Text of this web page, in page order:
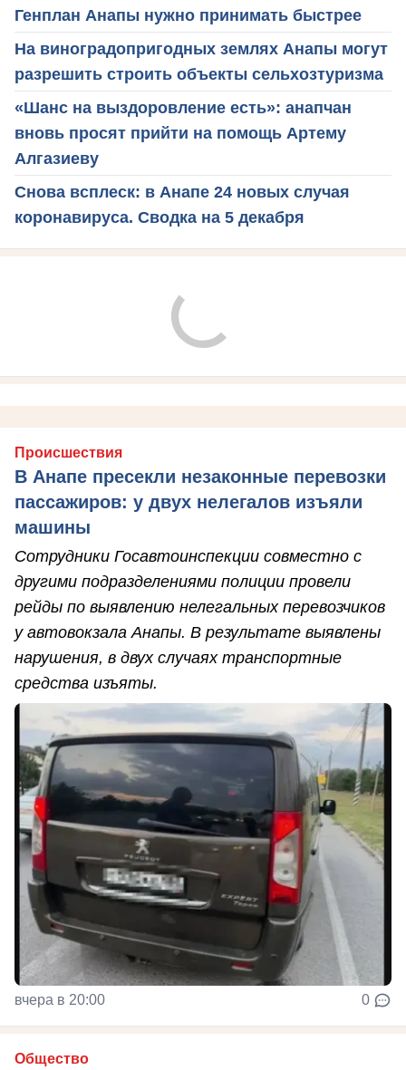
Генплан Анапы нужно принимать быстрее
На виноградопригодных землях Анапы могут
разрешить строить объекты сельхозтуризма
«Шанс на выздоровление есть»: анапчан
вновь просят прийти на помощь Артему
Алгазиеву
Снова всплеск: в Анапе 24 новых случая
коронавируса. Сводка на 5 декабря
Происшествия
В Анапе пресекли незаконные перевозки
пассажиров: у двух нелегалов изъяли
машины
Сотрудники Госавтоинспекции совместно с
другими подразделениями полиции провели
рейды по выявлению нелегальных перевозчиков
у автовокзала Анапы. В результате выявлены
нарушения, в двух случаях транспортные
средства изъяты.
вчера в 20:00 0
Общество